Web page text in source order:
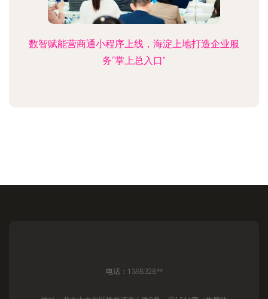
数智赋能营商通小程序上线，海淀上地打造企业服
务“掌上总入口”
电话：1398328**